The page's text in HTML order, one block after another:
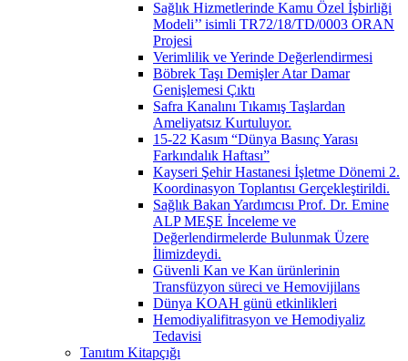
Sağlık Hizmetlerinde Kamu Özel İşbirliği
Modeli’’ isimli TR72/18/TD/0003 ORAN
Projesi
Verimlilik ve Yerinde Değerlendirmesi
Böbrek Taşı Demişler Atar Damar
Genişlemesi Çıktı
Safra Kanalını Tıkamış Taşlardan
Ameliyatsız Kurtuluyor.
15-22 Kasım “Dünya Basınç Yarası
Farkındalık Haftası”
Kayseri Şehir Hastanesi İşletme Dönemi 2.
Koordinasyon Toplantısı Gerçekleştirildi.
Sağlık Bakan Yardımcısı Prof. Dr. Emine
ALP MEŞE İnceleme ve
Değerlendirmelerde Bulunmak Üzere
İlimizdeydi.
Güvenli Kan ve Kan ürünlerinin
Transfüzyon süreci ve Hemovijilans
Dünya KOAH günü etkinlikleri
Hemodiyalifitrasyon ve Hemodiyaliz
Tedavisi
Tanıtım Kitapçığı